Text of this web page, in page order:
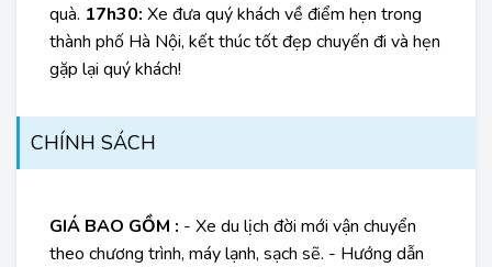
quà. 17h30: Xe đưa quý khách về điểm hẹn trong
thành phố Hà Nội, kết thúc tốt đẹp chuyến đi và hẹn
gặp lại quý khách!
CHÍNH SÁCH
GIÁ BAO GỒM : - Xe du lịch đời mới vận chuyển
theo chương trình, máy lạnh, sạch sẽ. - Hướng dẫn